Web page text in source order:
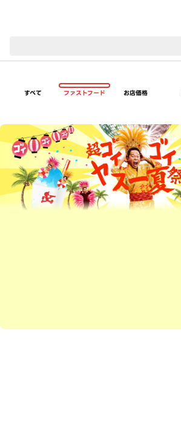
すべて ファストフード お店価格
超ゴイゴイヤスー夏祭